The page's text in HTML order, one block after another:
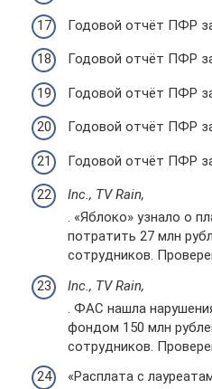
Годовой отчёт ПФР
Годовой отчёт ПФР
Годовой отчёт ПФР
Годовой отчёт ПФР
Годовой отчёт ПФР
Inc., TV Rain,
. «Яблоко» узнало о
потратить 27 млн
сотрудников.
Inc., TV Rain,
. ФАС нашла
фондом 150 млн
сотрудников.
«Расплата с